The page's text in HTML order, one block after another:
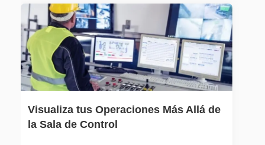
Visualiza tus Operaciones Más Allá de
la Sala de Control